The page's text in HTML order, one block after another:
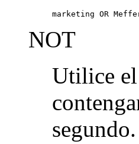
marketing OR
NOT
Utilice
segundo.